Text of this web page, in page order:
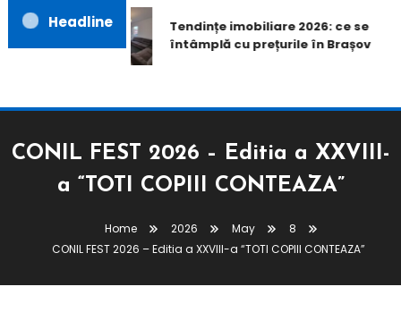
Headline
Tendințe imobiliare 2026: ce se
întâmplă cu prețurile în Brașov
CONIL FEST 2026 – Editia a XXVIII-
a “TOTI COPIII CONTEAZA”
Home 2026 May
8
CONIL FEST 2026 – Editia a XXVIII-a “TOTI COPIII CONTEAZA”